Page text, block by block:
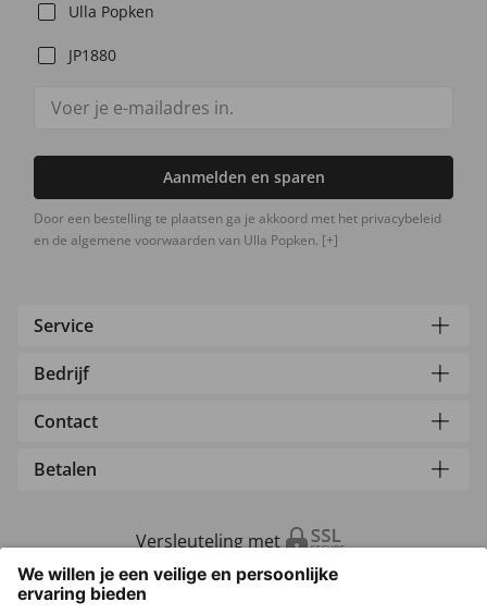
Ulla Popken
JP1880
Aanmelden en sparen
Door een bestelling te plaatsen ga je akkoord met het privacybeleid
en de algemene voorwaarden van Ulla Popken. [+]
Service
Bedrijf
Contact
Betalen
Versleuteling met